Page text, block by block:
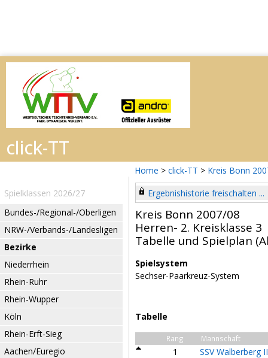
Home > click-TT > Kreis Bonn
Spielklassen 2026/27
Bundes-/Regional-/Oberligen
NRW-/Verbands-/Landesligen
Bezirke
Niederrhein
Rhein-Ruhr
Rhein-Wupper
Köln
Rhein-Erft-Sieg
Aachen/Euregio
Ergebnishistorie freischalten ...
Kreis Bonn 2007/08
Herren- 2. Kreisklasse 3
Tabelle und Spielplan
Spielsystem
Sechser-Paarkreuz-System
Tabelle
Rang Mannschaft
1
SSV Walberberg II